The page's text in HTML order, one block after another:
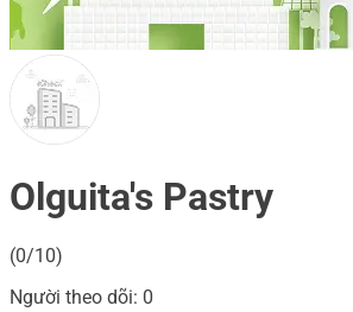
Olguita's Pastry
(0/10)
Người theo dõi: 0